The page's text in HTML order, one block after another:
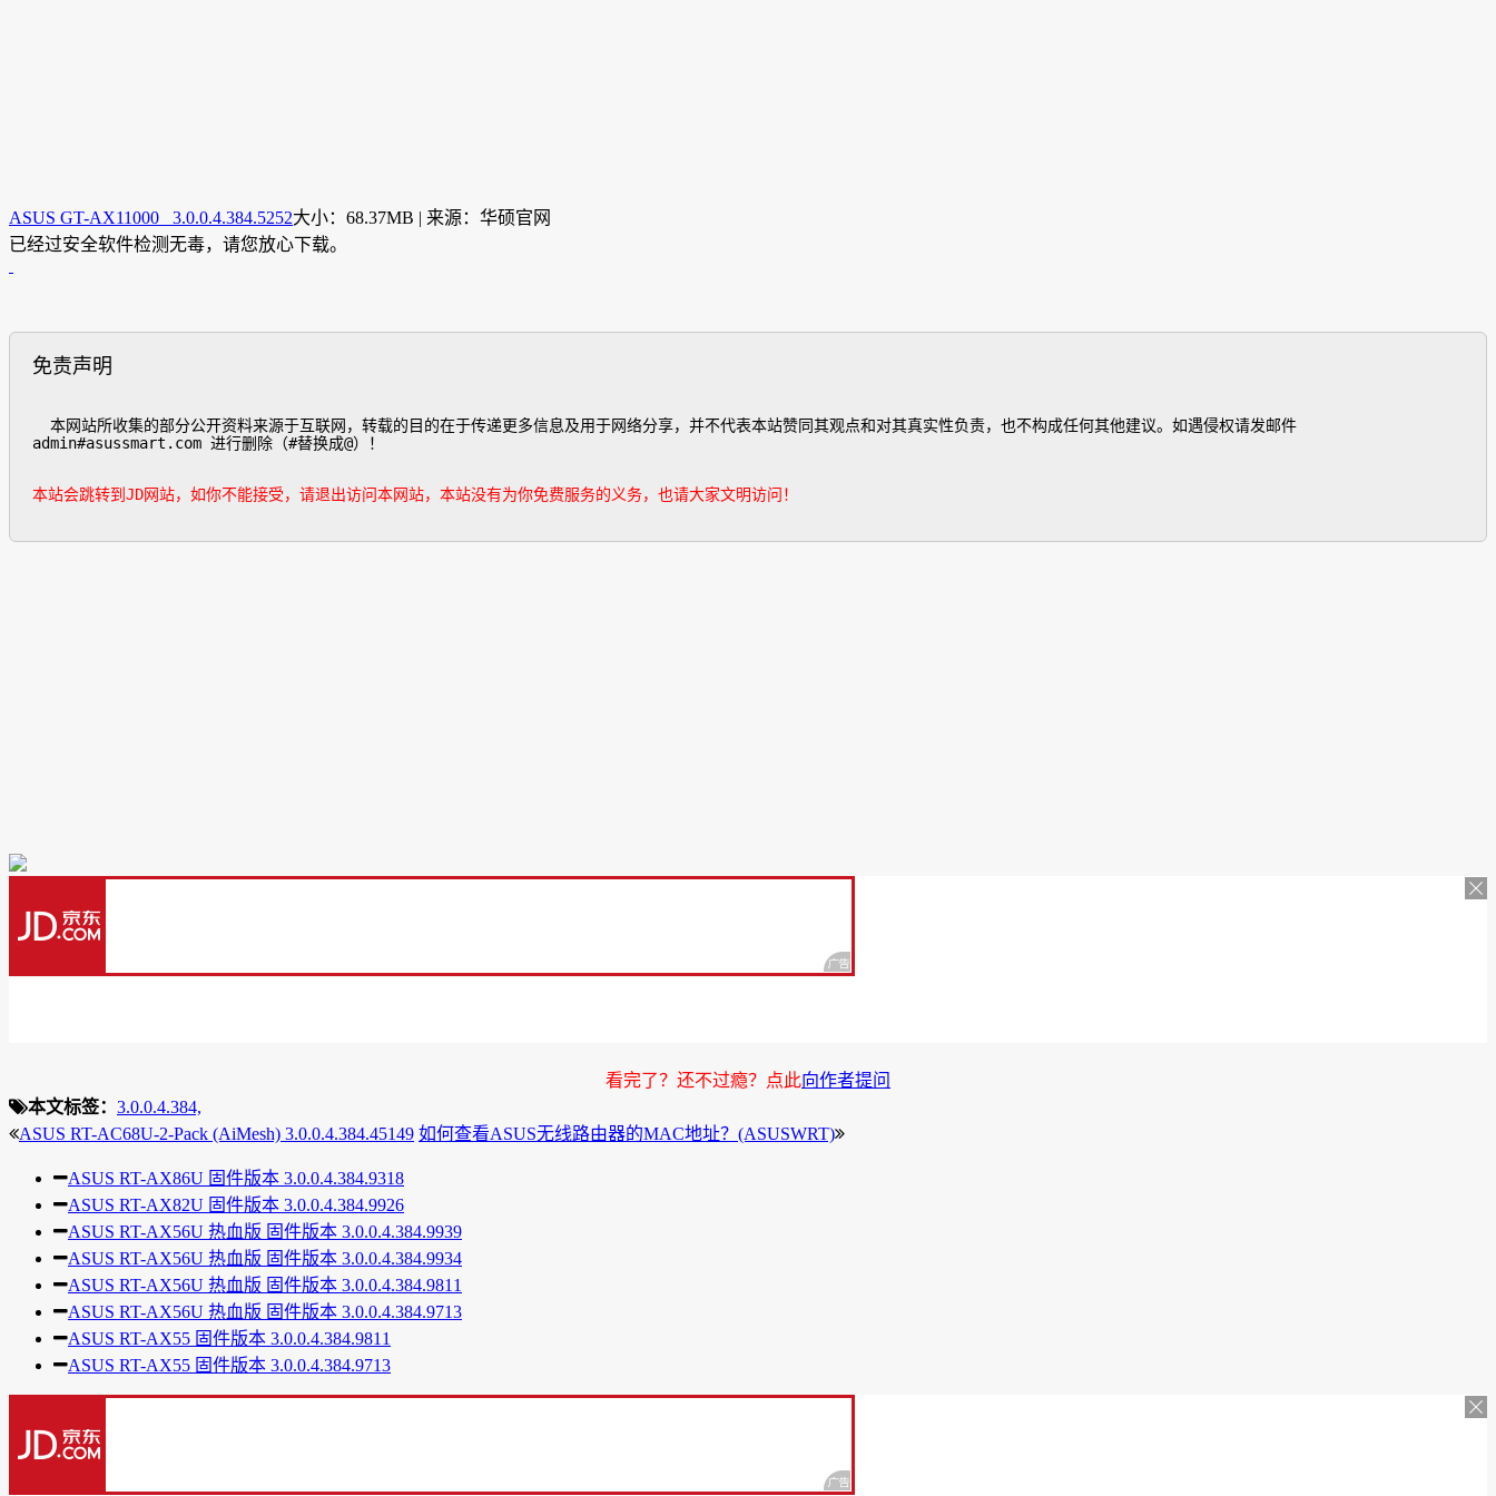
ASUS GT-AX11000 3.0.0.4.384.5252大小：68.37MB | 来源：华硕官网
已经过安全软件检测无毒，请您放心下载。
免责声明
admin#asussmart.com 进行删除（#替换成@）！
本站会跳转到JD网站，如你不能接受，请退出访问本网站，本站没有为你免费服务的义务，也请大家文明访问！
看完了？还不过瘾？点此向作者提问
本文标签： 3.0.0.4.384,
ASUS RT-AC68U-2-Pack (AiMesh) 3.0.0.4.384.45149 如何查看ASUS无线路由器的MAC地址？(ASUSWRT)
ASUS RT-AX86U 固件版本 3.0.0.4.384.9318
ASUS RT-AX82U 固件版本 3.0.0.4.384.9926
ASUS RT-AX56U 热血版 固件版本 3.0.0.4.384.9939
ASUS RT-AX56U 热血版 固件版本 3.0.0.4.384.9934
ASUS RT-AX56U 热血版 固件版本 3.0.0.4.384.9811
ASUS RT-AX56U 热血版 固件版本 3.0.0.4.384.9713
ASUS RT-AX55 固件版本 3.0.0.4.384.9811
ASUS RT-AX55 固件版本 3.0.0.4.384.9713